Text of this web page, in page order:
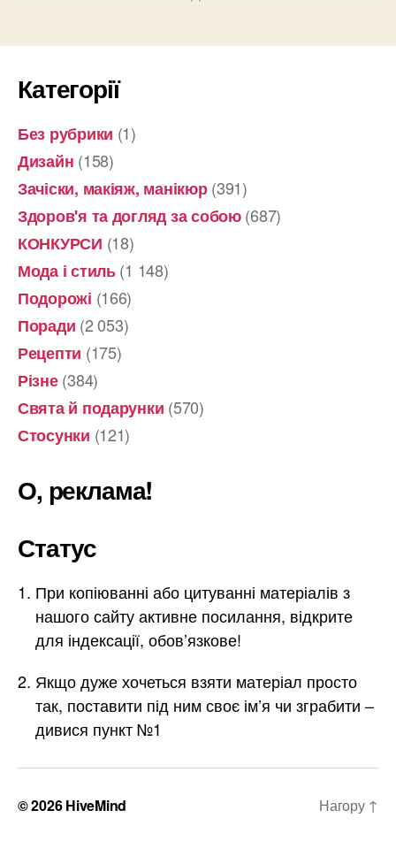
Категорії
Без рубрики (1)
Дизайн (158)
Зачіски, макіяж, манікюр(391)
Здоров'я та догляд за собою(687)
КОНКУРСИ (18)
Мода і стиль(1 148)
Подорожі (166)
Поради (2 053)
Рецепти (175)
Різне(384)
Свята й подарунки (570)
Стосунки (121)
О, реклама!
Статус
При копіюванні або цитуванні матеріалів з
нашого сайту активне посилання, відкрите
для індексації, обов’язкове!
Якщо дуже хочеться взяти матеріал просто
так, поставити під ним своє ім’я чи зграбити –
дивися пункт №1
© 2026HiveMind Нагору ↑